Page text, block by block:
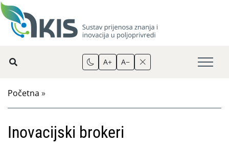
A+ A−
Početna »
Inovacijski brokeri